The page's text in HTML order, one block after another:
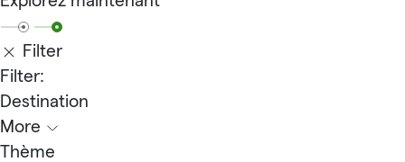
Filter
Filter:
Destination
More
Thème